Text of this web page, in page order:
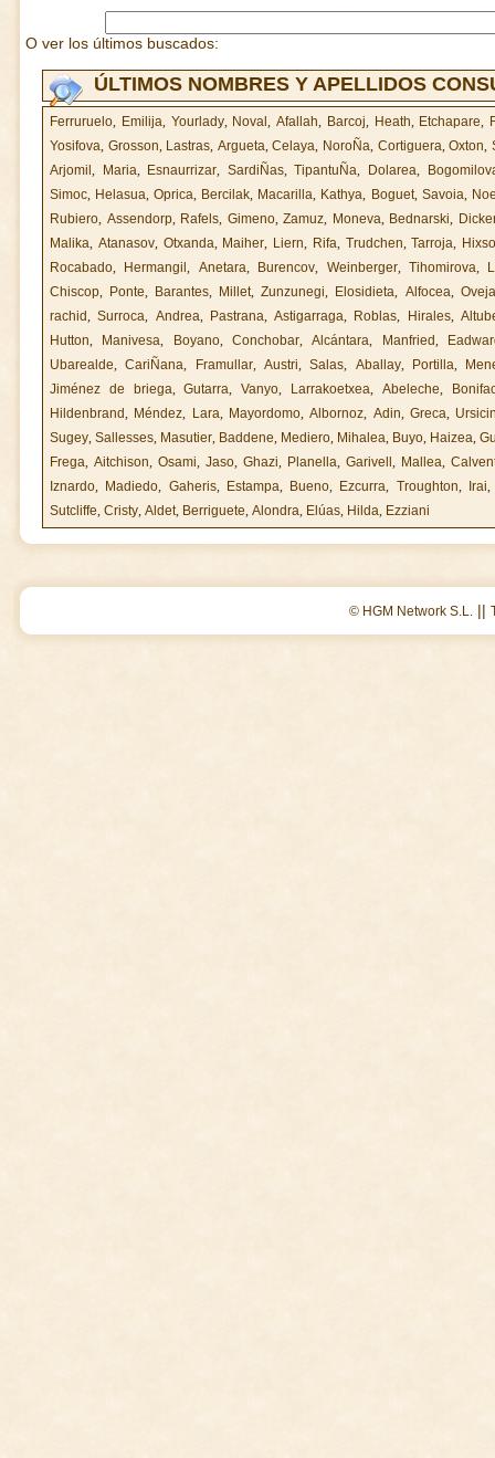
O ver los últimos buscados:
ÚLTIMOS NOMBRES Y APELLIDOS
Ferruruelo, Emilija, Yourlady, Noval, Afallah, Barcoj, Heath, Etchapare,
Yosifova, Grosson, Lastras, Argueta,Celaya, NoroÑa, Cortiguera,Oxton,
Arjomil , Maria, Esnaurrizar, SardiÑas,TipantuÑa, Dolarea,
Simoc, Helasua,Oprica, Bercilak, Macarilla, Kathya, Boguet, Savoia,
Rubiero, Assendorp, Rafels, Gimeno,Zamuz, Moneva, Bednarski,
Malika, Atanasov, Otxanda, Maiher, Liern, Rifa, Trudchen,Tarroja,
Rocabado, Hermangil, Anetara, Burencov, Weinberger,Tihomirova,
Chiscop, Ponte, Barantes, Millet,Zunzunegi, Elosidieta, Alfocea,
rachid,Surroca, Andrea, Pastrana, Astigarraga, Roblas, Hirales,
Hutton, Manivesa, Boyano, Conchobar,Alcántara, Manfried,
Ubarealde,CariÑana, Framullar, Austri,Salas, Aballay, Portilla,
Jiménez de briega,Gutarra,Vanyo, Larrakoetxea, Abeleche,
Hildenbrand, Méndez, Lara, Mayordomo,Albornoz, Adin,Greca,
Sugey, Sallesses, Masutier, Baddene, Mediero, Mihalea, Buyo, Haizea,
Frega, Aitchison, Osami, Jaso, Ghazi, Planella, Garivell , Mallea,
Iznardo, Madiedo, Gaheris, Estampa, Bueno, Ezcurra, Troughton, Irai
Sutcliffe, Cristy, Aldet, Berriguete, Alondra, Elúas, Hilda, Ezziani
© HGM Network S.L. ||